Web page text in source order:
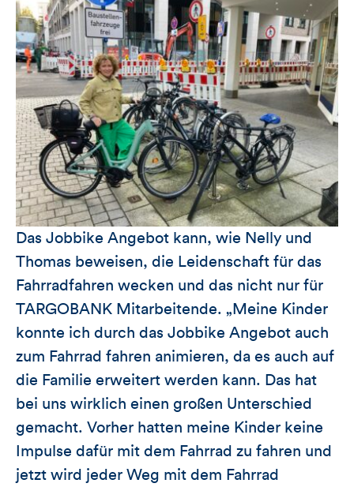
Das Jobbike Angebot kann, wie Nelly und
Thomas beweisen, die Leidenschaft für das
Fahrradfahren wecken und das nicht nur für
TARGOBANK Mitarbeitende. „Meine Kinder
konnte ich durch das Jobbike Angebot auch
zum Fahrrad fahren animieren, da es auch auf
die Familie erweitert werden kann. Das hat
bei uns wirklich einen großen Unterschied
gemacht. Vorher hatten meine Kinder keine
Impulse dafür mit dem Fahrrad zu fahren und
jetzt wird jeder Weg mit dem Fahrrad